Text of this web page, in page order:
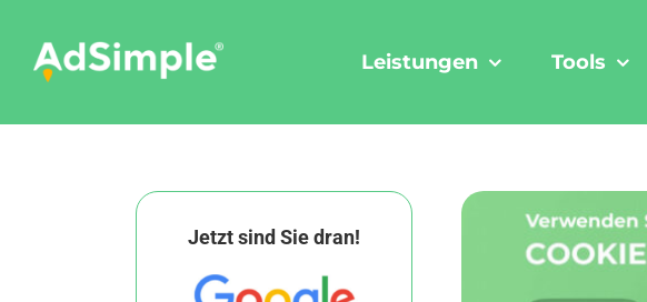
content
Leistungen Tools
Jetzt sind Sie dran!